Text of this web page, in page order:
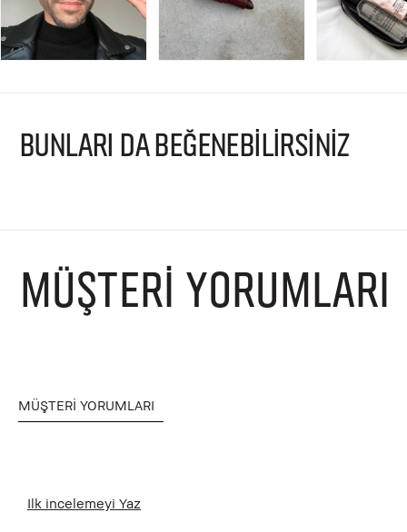
BUNLARI DA BEĞENEBİLİRSİNİZ
MÜŞTERI YORUMLARI
MÜŞTERI YORUMLARI
Ilk incelemeyi Yaz